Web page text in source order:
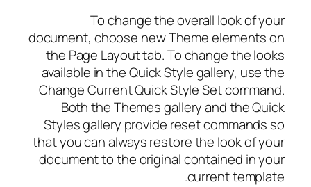
To change the overall look of your
document, choose new Theme elements on
the Page Layout tab. To change the looks
available in the Quick Style gallery, use the
Change Current Quick Style Set command.
Both the Themes gallery and the Quick
Styles gallery provide reset commands so
that you can always restore the look of your
document to the original contained in your
current template.